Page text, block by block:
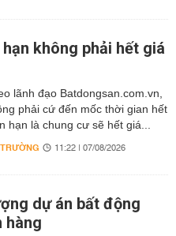
không phải hết giá
lãnh đạo Batdongsan.com.vn,
phải cứ đến mốc thời gian hết
hạn là chung cư sẽ hết giá...
11:22 | 07/08/2026
dự án bất động
hàng